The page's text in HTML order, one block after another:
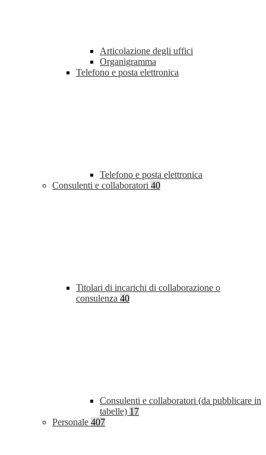
Articolazione degli uffici
Organigramma
Telefono e posta elettronica
Telefono e posta elettronica
Consulenti e collaboratori 40
Titolari di incarichi di collaborazione o
consulenza 40
Consulenti e collaboratori (da pubblicare in
tabelle) 17
Personale 407